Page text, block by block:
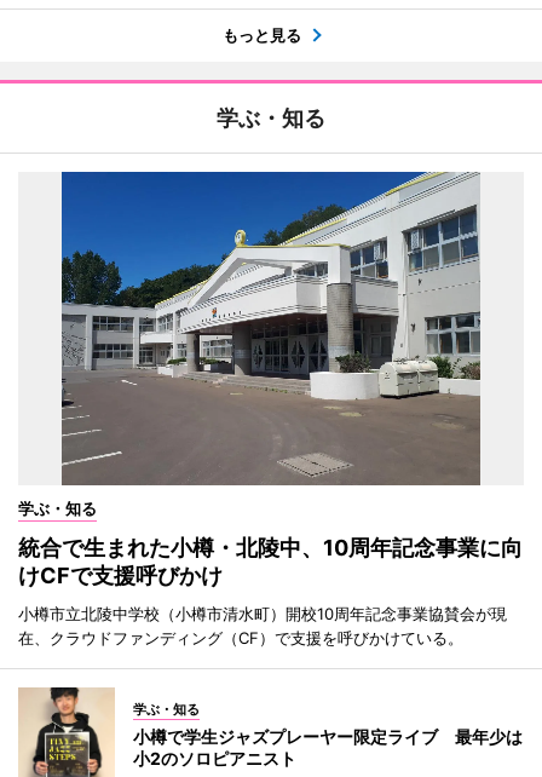
もっと見る
学ぶ・知る
学ぶ・知る
統合で生まれた小樽・北陵中、10周年記念事業に向
けCFで支援呼びかけ
小樽市立北陵中学校（小樽市清水町）開校10周年記念事業協賛会が現
在、クラウドファンディング（CF）で支援を呼びかけている。
学ぶ・知る
小樽で学生ジャズプレーヤー限定ライブ 最年少は
小2のソロピアニスト